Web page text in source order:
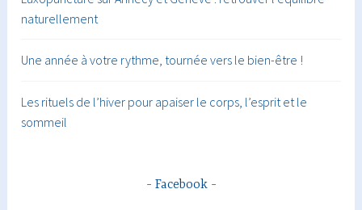
naturellement
Une année à votre rythme, tournée vers le bien-être !
Les rituels de l’hiver pour apaiser le corps, l’esprit et le
sommeil
Facebook